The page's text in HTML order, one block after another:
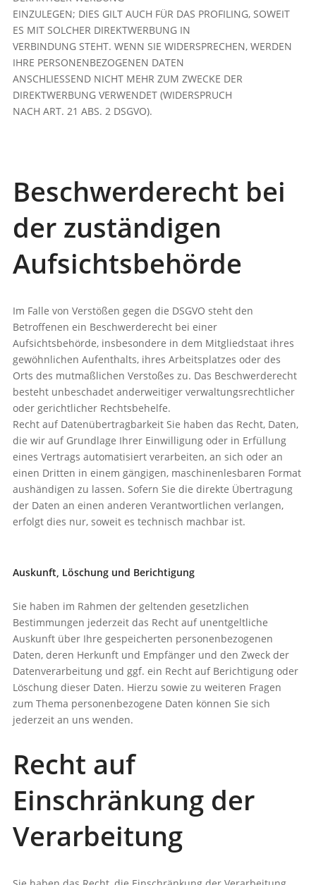
EINZULEGEN; DIES GILT AUCH FÜR DAS PROFILING, SOWEIT
ES MIT SOLCHER DIREKTWERBUNG IN
VERBINDUNG STEHT. WENN SIE WIDERSPRECHEN, WERDEN
IHRE PERSONENBEZOGENEN DATEN
ANSCHLIESSEND NICHT MEHR ZUM ZWECKE DER
DIREKTWERBUNG VERWENDET (WIDERSPRUCH
NACH ART. 21 ABS. 2 DSGVO).
Beschwerderecht bei
der zuständigen
Aufsichtsbehörde
Im Falle von Verstößen gegen die DSGVO steht den
Betroffenen ein Beschwerderecht bei einer
Aufsichtsbehörde, insbesondere in dem Mitgliedstaat ihres
gewöhnlichen Aufenthalts, ihres Arbeitsplatzes oder des
Orts des mutmaßlichen Verstoßes zu. Das Beschwerderecht
besteht unbeschadet anderweitiger verwaltungsrechtlicher
oder gerichtlicher Rechtsbehelfe.
Recht auf Datenübertragbarkeit Sie haben das Recht, Daten,
die wir auf Grundlage Ihrer Einwilligung oder in Erfüllung
eines Vertrags automatisiert verarbeiten, an sich oder an
einen Dritten in einem gängigen, maschinenlesbaren Format
aushändigen zu lassen. Sofern Sie die direkte Übertragung
der Daten an einen anderen Verantwortlichen verlangen,
erfolgt dies nur, soweit es technisch machbar ist.
Auskunft, Löschung und Berichtigung
Sie haben im Rahmen der geltenden gesetzlichen
Bestimmungen jederzeit das Recht auf unentgeltliche
Auskunft über Ihre gespeicherten personenbezogenen
Daten, deren Herkunft und Empfänger und den Zweck der
Datenverarbeitung und ggf. ein Recht auf Berichtigung oder
Löschung dieser Daten. Hierzu sowie zu weiteren Fragen
zum Thema personenbezogene Daten können Sie sich
jederzeit an uns wenden.
Recht auf
Einschränkung der
Verarbeitung